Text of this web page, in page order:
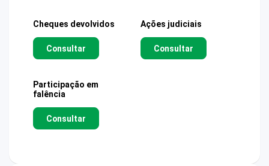
Cheques devolvidos
Consultar
Ações judiciais
Consultar
Participação em
falência
Consultar